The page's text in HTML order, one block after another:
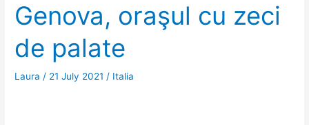
Genova, oraşul cu zeci
de palate
Laura / 21 July 2021 / Italia